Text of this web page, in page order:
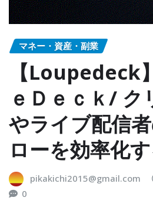
マネー・資産・副業
【Loupedeck
ｅＤｅｃｋ/ ク
やライブ配信
ローを効率化
pikakichi2015@gmail.com
0